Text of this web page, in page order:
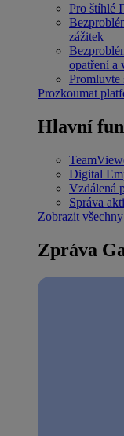
Pro štíhlé
zážitek
opatření a
Promluvte
Prozkoumat
Hlavní
Digital
Vzdálená
Správa
Zobrazit
Zpráva